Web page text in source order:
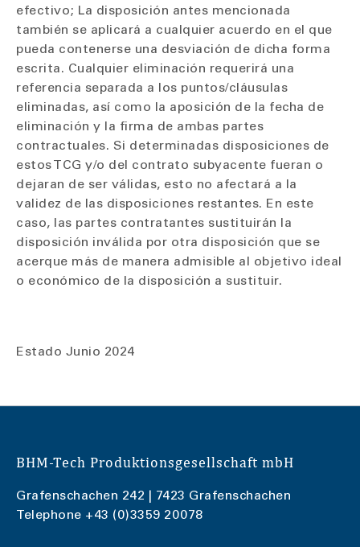
efectivo; La disposición antes mencionada
también se aplicará a cualquier acuerdo en el que
pueda contenerse una desviación de dicha forma
escrita. Cualquier eliminación requerirá una
referencia separada a los puntos/cláusulas
eliminadas, así como la aposición de la fecha de
eliminación y la firma de ambas partes
contractuales. Si determinadas disposiciones de
estos TCG y/o del contrato subyacente fueran o
dejaran de ser válidas, esto no afectará a la
validez de las disposiciones restantes. En este
caso, las partes contratantes sustituirán la
disposición inválida por otra disposición que se
acerque más de manera admisible al objetivo ideal
o económico de la disposición a sustituir.
Estado Junio 2024
BHM-Tech Produktionsgesellschaft mbH
Grafenschachen 242 | 7423 Grafenschachen
Telephone +43 (0)3359 20078